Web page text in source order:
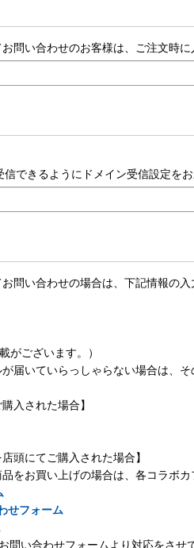
問い合わせのお客様は、ご注文時に
できるようにドメイン受信設定をお
問い合わせの場合は、下記情報の入
がございます。）
届いていらっしゃらない場合は、そ
入された場合】
頭にてご購入された場合】
をお買い上げの場合は、各コラボ
せフォーム
い合わせフォームより対応をさせ